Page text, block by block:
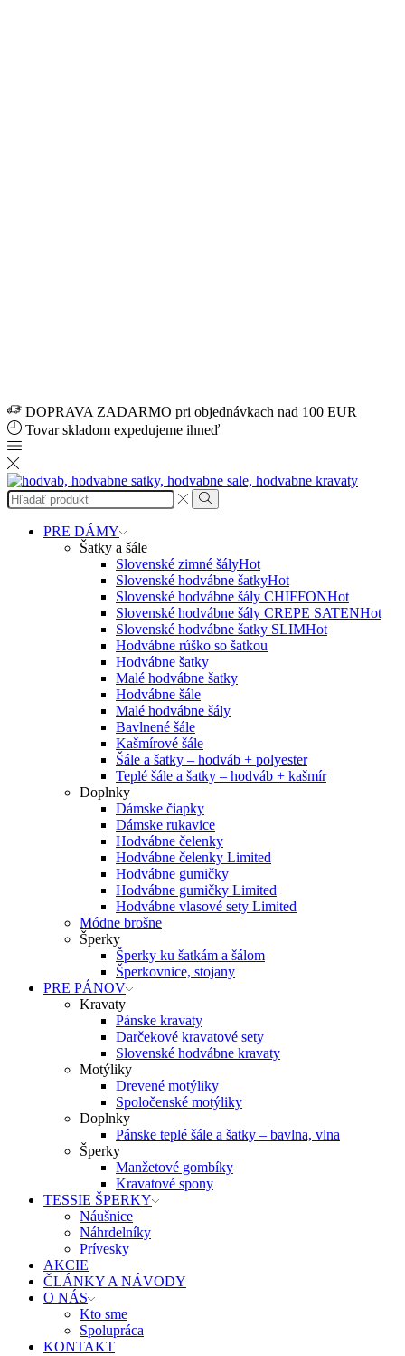
DOPRAVA ZADARMO pri objednávkach nad 100 EUR
Tovar skladom expedujeme ihneď
Search
input
Search
PRE DÁMY
Šatky a šále
Slovenské zimné šályHot
Slovenské hodvábne šatkyHot
Slovenské hodvábne šály CHIFFONHot
Slovenské hodvábne šály CREPE SATENHot
Slovenské hodvábne šatky SLIMHot
Hodvábne rúško so šatkou
Hodvábne šatky
Malé hodvábne šatky
Hodvábne šále
Malé hodvábne šály
Bavlnené šále
Kašmírové šále
Šále a šatky – hodváb + polyester
Teplé šále a šatky – hodváb + kašmír
Doplnky
Dámske čiapky
Dámske rukavice
Hodvábne čelenky
Hodvábne čelenky Limited
Hodvábne gumičky
Hodvábne gumičky Limited
Hodvábne vlasové sety Limited
Módne brošne
Šperky
Šperky ku šatkám a šálom
Šperkovnice, stojany
PRE PÁNOV
Kravaty
Pánske kravaty
Darčekové kravatové sety
Slovenské hodvábne kravaty
Motýliky
Drevené motýliky
Spoločenské motýliky
Doplnky
Pánske teplé šále a šatky – bavlna, vlna
Šperky
Manžetové gombíky
Kravatové spony
TESSIE ŠPERKY
Náušnice
Náhrdelníky
Prívesky
AKCIE
ČLÁNKY A NÁVODY
O NÁS
Kto sme
Spolupráca
KONTAKT